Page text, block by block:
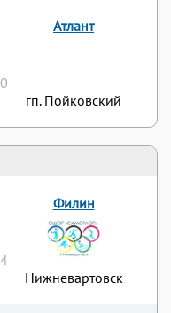
Филин
Нижневартовск
Атлант
гп. Пойковский